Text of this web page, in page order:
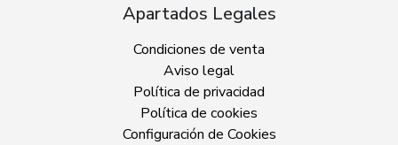
Apartados Legales
Condiciones de venta
Aviso legal
Política de privacidad
Política de cookies
Configuración de Cookies